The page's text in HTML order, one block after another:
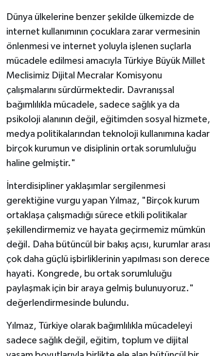
Dünya ülkelerine benzer şekilde ülkemizde de
internet kullanımının çocuklara zarar vermesinin
önlenmesi ve internet yoluyla işlenen suçlarla
mücadele edilmesi amacıyla Türkiye Büyük Millet
Meclisimiz Dijital Mecralar Komisyonu
çalışmalarını sürdürmektedir. Davranışsal
bağımlılıkla mücadele, sadece sağlık ya da
psikoloji alanının değil, eğitimden sosyal hizmete,
medya politikalarından teknoloji kullanımına kadar
birçok kurumun ve disiplinin ortak sorumluluğu
haline gelmiştir."
İnterdisipliner yaklaşımlar sergilenmesi
gerektiğine vurgu yapan Yılmaz, "Birçok kurum
ortaklaşa çalışmadığı sürece etkili politikalar
şekillendirmemiz ve hayata geçirmemiz mümkün
değil. Daha bütüncül bir bakış açısı, kurumlar arası
çok daha güçlü işbirliklerinin yapılması son derece
hayati. Kongrede, bu ortak sorumluluğu
paylaşmak için bir araya gelmiş bulunuyoruz."
değerlendirmesinde bulundu.
Yılmaz, Türkiye olarak bağımlılıkla mücadeleyi
sadece sağlık değil, eğitim, toplum ve dijital